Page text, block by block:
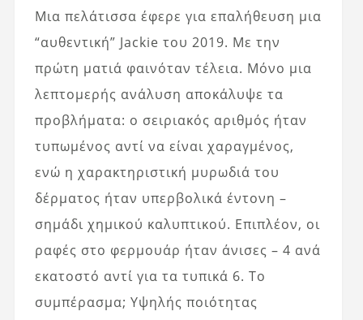
Μια πελάτισσα έφερε για επαλήθευση μια
“αυθεντική” Jackie του 2019. Με την
πρώτη ματιά φαινόταν τέλεια. Μόνο μια
λεπτομερής ανάλυση αποκάλυψε τα
προβλήματα: ο σειριακός αριθμός ήταν
τυπωμένος αντί να είναι χαραγμένος,
ενώ η χαρακτηριστική μυρωδιά του
δέρματος ήταν υπερβολικά έντονη –
σημάδι χημικού καλυπτικού. Επιπλέον, οι
ραφές στο φερμουάρ ήταν άνισες – 4 ανά
εκατοστό αντί για τα τυπικά 6. Το
συμπέρασμα; Υψηλής ποιότητας